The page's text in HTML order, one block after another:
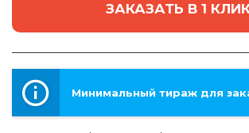
ЗАКАЗАТЬ В 1
Минимальный тираж для